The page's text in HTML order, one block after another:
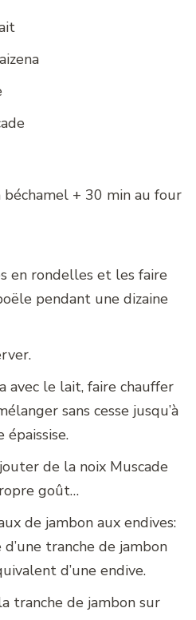
+ 30 min au four
en rondelles et les faire
pendant une dizaine
avec le lait, faire chauffer
sans cesse jusqu’à
de la noix Muscade
goût…
de jambon aux endives:
tranche de jambon
d’une endive.
tranche de jambon sur